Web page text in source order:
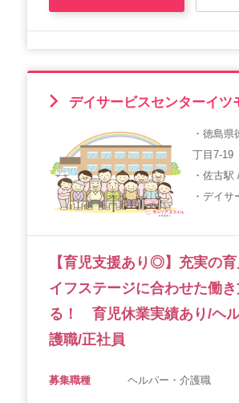
デイサービスセンターイツ
・徳島県
丁目7-19
・佐古駅
・デイサ
【育児支援あり◎】充実の
イフステージに合わせた働き
る！ 育児休業実績あり/ヘ
護職/正社員
募集職種 ヘルパー・介護職